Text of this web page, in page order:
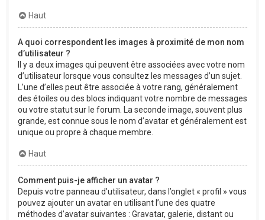
Haut
A quoi correspondent les images à proximité de mon nom
d’utilisateur ?
Il y a deux images qui peuvent être associées avec votre nom
d’utilisateur lorsque vous consultez les messages d’un sujet.
L’une d’elles peut être associée à votre rang, généralement
des étoiles ou des blocs indiquant votre nombre de messages
ou votre statut sur le forum. La seconde image, souvent plus
grande, est connue sous le nom d’avatar et généralement est
unique ou propre à chaque membre.
Haut
Comment puis-je afficher un avatar ?
Depuis votre panneau d’utilisateur, dans l’onglet « profil » vous
pouvez ajouter un avatar en utilisant l’une des quatre
méthodes d’avatar suivantes : Gravatar, galerie, distant ou